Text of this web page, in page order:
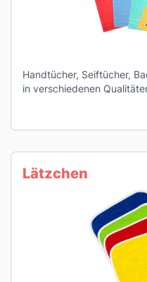
Handtücher, Seiftücher,
in verschiedenen
Lätzchen